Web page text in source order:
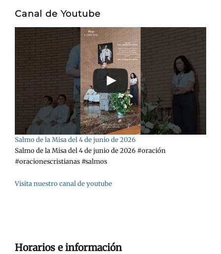
Canal de Youtube
Salmo de la Misa del 4 de junio de 2026
Salmo de la Misa del 4 de junio de 2026 #oración
#oracionescristianas #salmos
Visita nuestro canal de youtube
Horarios e información